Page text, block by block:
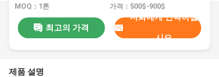
MOQ：1톤 가격：500$-900$
최고의 가격
저희에게 연락하십
시오
제품 설명